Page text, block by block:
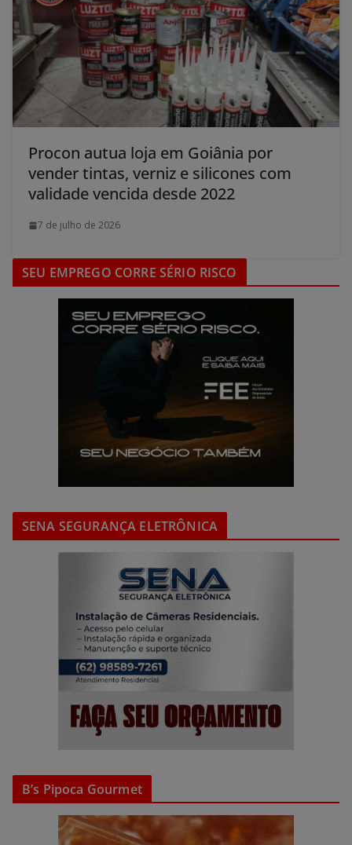
Procon autua loja em Goiânia por
vender tintas, verniz e silicones com
validade vencida desde 2022
7 de julho de 2026
SEU EMPREGO CORRE SÉRIO RISCO
SENA SEGURANÇA ELETRÔNICA
B’s Pipoca Gourmet